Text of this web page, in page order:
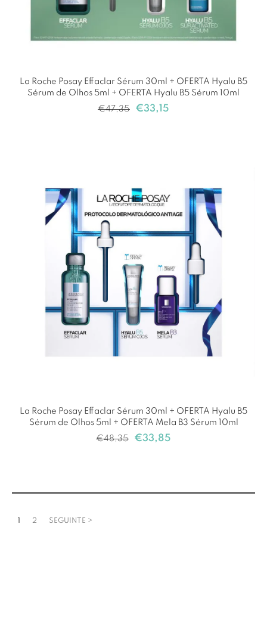
La Roche Posay Effaclar Sérum 30ml + OFERTA Hyalu B5
Sérum de Olhos 5ml + OFERTA Hyalu B5 Sérum 10ml
€47,35 €33,15
La Roche Posay Effaclar Sérum 30ml + OFERTA Hyalu B5
Sérum de Olhos 5ml + OFERTA Mela B3 Sérum 10ml
€48,35 €33,85
2 SEGUINTE >